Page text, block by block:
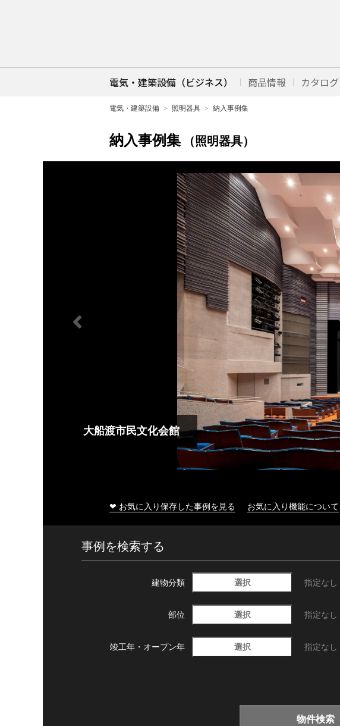
電気・建築設備（ビジネス） 商品情報 カタログ
電気・建築設備 照明器具 納入事例集
納入事例集 （照明器具）
大船渡市民文化会館
❤ お気に入り保存した事例を見る お気に入り機能について
事例を検索する
建物分類 選択 指定なし
部位 選択 指定なし
竣工年・ オープン年 選択 指定なし
物件検索